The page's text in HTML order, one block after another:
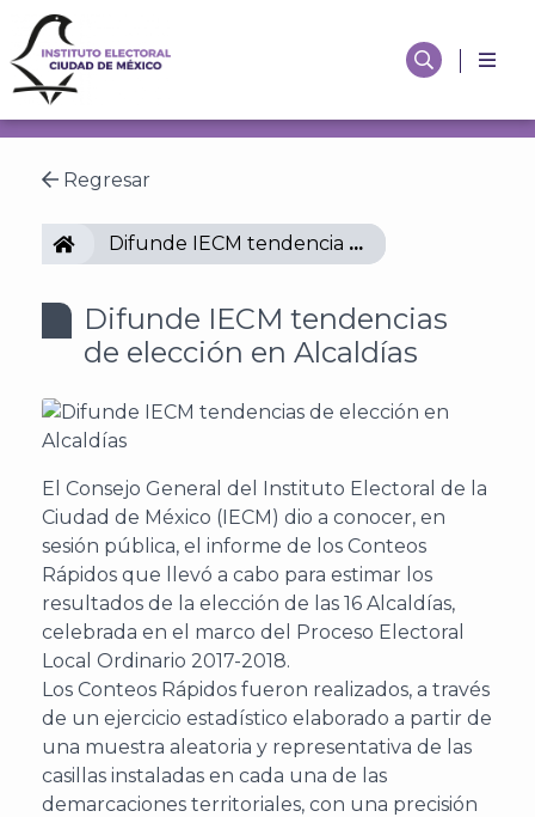
Regresar
IECMDifunde IECM tendencias de elección en
Difunde IECM tendencias
de elección en Alcaldías
El Consejo General del Instituto Electoral de la
Ciudad de México (IECM) dio a conocer, en
sesión pública, el informe de los Conteos
Rápidos que llevó a cabo para estimar los
resultados de la elección de las 16 Alcaldías,
celebrada en el marco del Proceso Electoral
Local Ordinario 2017-2018.
Los Conteos Rápidos fueron realizados, a través
de un ejercicio estadístico elaborado a partir de
una muestra aleatoria y representativa de las
casillas instaladas en cada una de las
demarcaciones territoriales, con una precisión